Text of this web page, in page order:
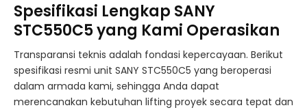
Spesifikasi Lengkap SANY
STC550C5 yang Kami Operasikan
Transparansi teknis adalah fondasi kepercayaan. Berikut
spesifikasi resmi unit SANY STC550C5 yang beroperasi
dalam armada kami, sehingga Anda dapat
merencanakan kebutuhan lifting proyek secara tepat dan